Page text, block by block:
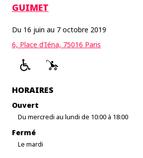
GUIMET
Du 16 juin au 7 octobre 2019
6, Place d'Iéna, 75016 Paris
HORAIRES
Ouvert
Du mercredi au lundi de 10:00 à 18:00
Fermé
Le mardi